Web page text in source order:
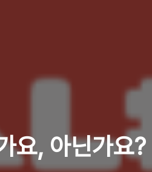
요, 아닌가요?